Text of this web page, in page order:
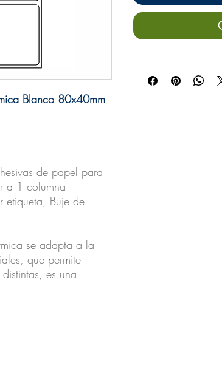
Blanco 80x40mm
de papel para
a 1 columna
etiqueta, Buje de
se adapta a la
que permite
es una